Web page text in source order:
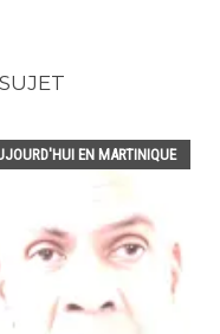
EN MARTINIQUE